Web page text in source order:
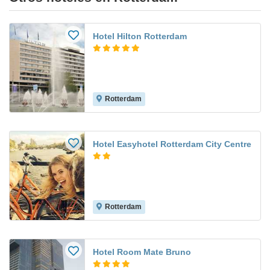
Hotel Hilton Rotterdam
Rotterdam
Hotel Easyhotel Rotterdam City Centre
Rotterdam
Hotel Room Mate Bruno